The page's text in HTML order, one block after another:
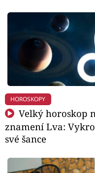
HOROSKOPY
Velký horoskop
znamení Lva:
své šance